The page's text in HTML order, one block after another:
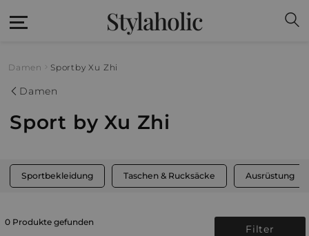
Stylaholic
Damen Sport by Xu Zhi
Damen
Sport by Xu Zhi
Sportbekleidung Taschen & Rucksäcke Ausrüstung
0 Produkte gefunden
Filter